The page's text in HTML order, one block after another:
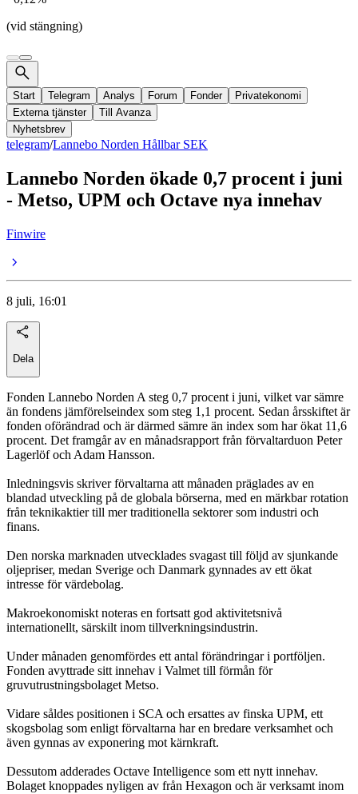
(vid stängning)
Start Telegram Analys Forum Fonder
Privatekonomi
Externa tjänster
Till Avanza
Nyhetsbrev
telegram/Lannebo Norden Hållbar SEK
Lannebo Norden ökade 0,7 procent i juni
- Metso, UPM och Octave nya innehav
Finwire
8 juli, 16:01
Dela
Fonden Lannebo Norden A steg 0,7 procent i juni, vilket var sämre
än fondens jämförelseindex som steg 1,1 procent. Sedan årsskiftet är
fonden oförändrad och är därmed sämre än index som har ökat 11,6
procent. Det framgår av en månadsrapport från förvaltarduon Peter
Lagerlöf och Adam Hansson.
Inledningsvis skriver förvaltarna att månaden präglades av en
blandad utveckling på de globala börserna, med en märkbar rotation
från teknikaktier till mer traditionella sektorer som industri och
finans.
Den norska marknaden utvecklades svagast till följd av sjunkande
oljepriser, medan Sverige och Danmark gynnades av ett ökat
intresse för värdebolag.
Makroekonomiskt noteras en fortsatt god aktivitetsnivå
internationellt, särskilt inom tillverkningsindustrin.
Under månaden genomfördes ett antal förändringar i portföljen.
Fonden avyttrade sitt innehav i Valmet till förmån för
gruvutrustningsbolaget Metso.
Vidare såldes positionen i SCA och ersattes av finska UPM, ett
skogsbolag som enligt förvaltarna har en bredare verksamhet och
även gynnas av exponering mot kärnkraft.
Dessutom adderades Octave Intelligence som ett nytt innehav.
Bolaget knoppades nyligen av från Hexagon och är verksamt inom